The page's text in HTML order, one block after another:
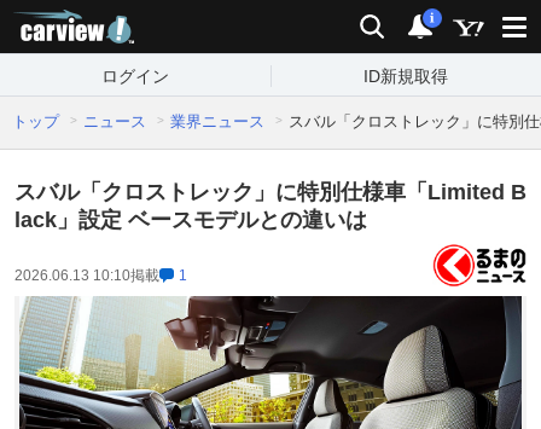
検索 通知
i
ログイン ID新規取得
トップ ニュース 業界ニュース スバル「クロストレック」に特別
スバル「クロストレック」に特別仕様車「Limited B
lack」設定 ベースモデルとの違いは
2026.06.13 10:10掲載 1